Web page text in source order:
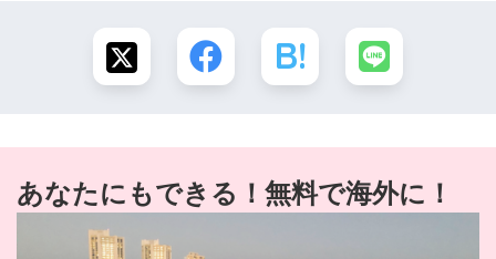
あなたにもできる！無料で海外に！